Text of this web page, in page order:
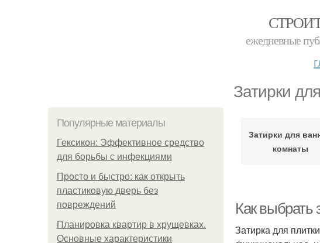
ежедневные
Затирки
Популярные материалы
Гексикон: Эффективное средство
для борьбы с инфекциями
Просто и быстро: как открыть
пластиковую дверь без
повреждений
Планировка квартир в хрущевках.
Основные характеристики
Затирки для
комнаты
Как выбрать
Затирка для